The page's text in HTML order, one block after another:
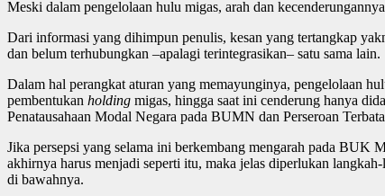
Meski dalam pengelolaan hulu migas, arah dan
Dari informasi yang dihimpun penulis, kesan yang tertangkap
dan belum terhubungkan –apalagi terintegrasikan– satu sama lain.
Dalam hal perangkat aturan yang memayunginya, pengelolaan
pembentukan holding migas, hingga saat ini cenderung hanya
Penatausahaan Modal Negara pada BUMN dan Perseroan
Jika persepsi yang selama ini berkembang mengarah pada
akhirnya harus menjadi seperti itu, maka jelas diperlukan
di bawahnya.